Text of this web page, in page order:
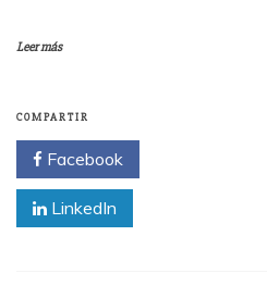
Leer más
COMPARTIR
Facebook
LinkedIn